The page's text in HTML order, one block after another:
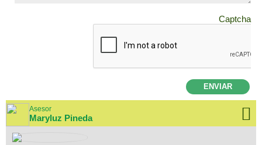
Captcha
ENVIAR
Asesor
Maryluz Pineda